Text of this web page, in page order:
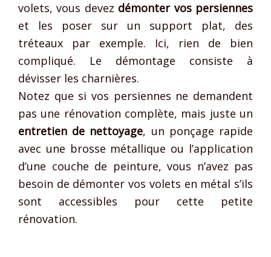
volets, vous devez démonter vos persiennes
et les poser sur un support plat, des
tréteaux par exemple. Ici, rien de bien
compliqué. Le démontage consiste à
dévisser les charnières.
Notez que si vos persiennes ne demandent
pas une rénovation complète, mais juste un
entretien de nettoyage, un ponçage rapide
avec une brosse métallique ou l’application
d’une couche de peinture, vous n’avez pas
besoin de démonter vos volets en métal s’ils
sont accessibles pour cette petite
rénovation.